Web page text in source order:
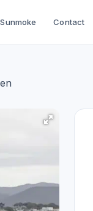
Sunmoke Contact